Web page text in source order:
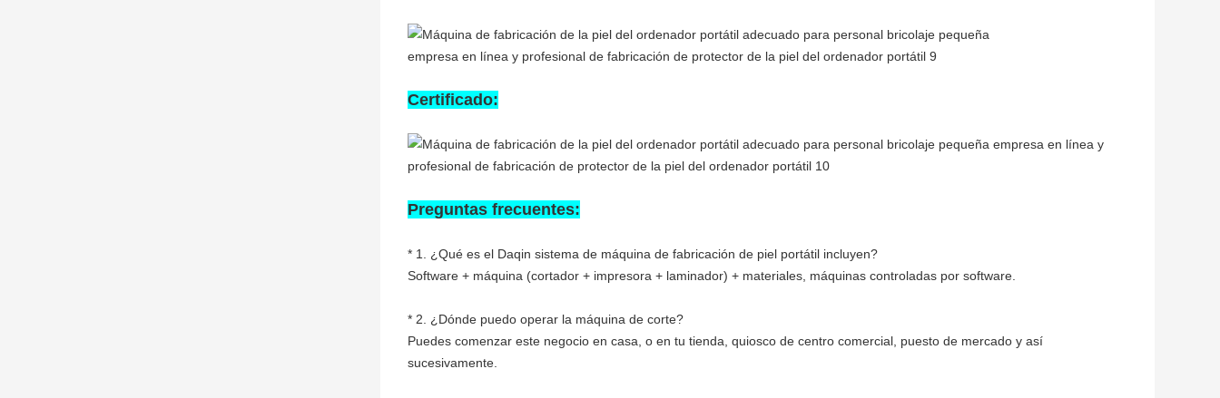
Certificado:
Preguntas frecuentes:
* 1. ¿Qué es el Daqin sistema de máquina de fabricación de piel portátil incluyen?
Software + máquina (cortador + impresora + laminador) + materiales, máquinas controladas por software.
* 2. ¿Dónde puedo operar la máquina de corte?
Puedes comenzar este negocio en casa, o en tu tienda, quiosco de centro comercial, puesto de mercado y así
sucesivamente.